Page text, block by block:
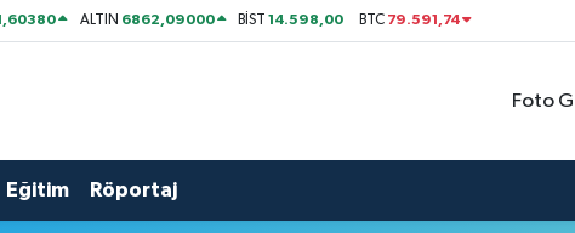
ALTIN 6862,09000 BİST14.598,00 BTC 79.591,74
Foto
Eğitim Röportaj